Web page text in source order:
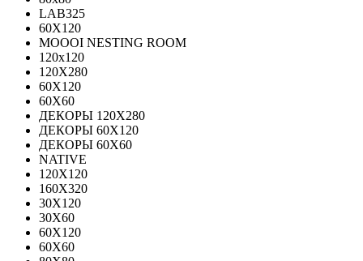
LAB325
60X120
MOOOI NESTING ROOM
120x120
120Х280
60Х120
60Х60
ДЕКОРЫ 120Х280
ДЕКОРЫ 60Х120
ДЕКОРЫ 60Х60
NATIVE
120Х120
160Х320
30X120
30X60
60X120
60X60